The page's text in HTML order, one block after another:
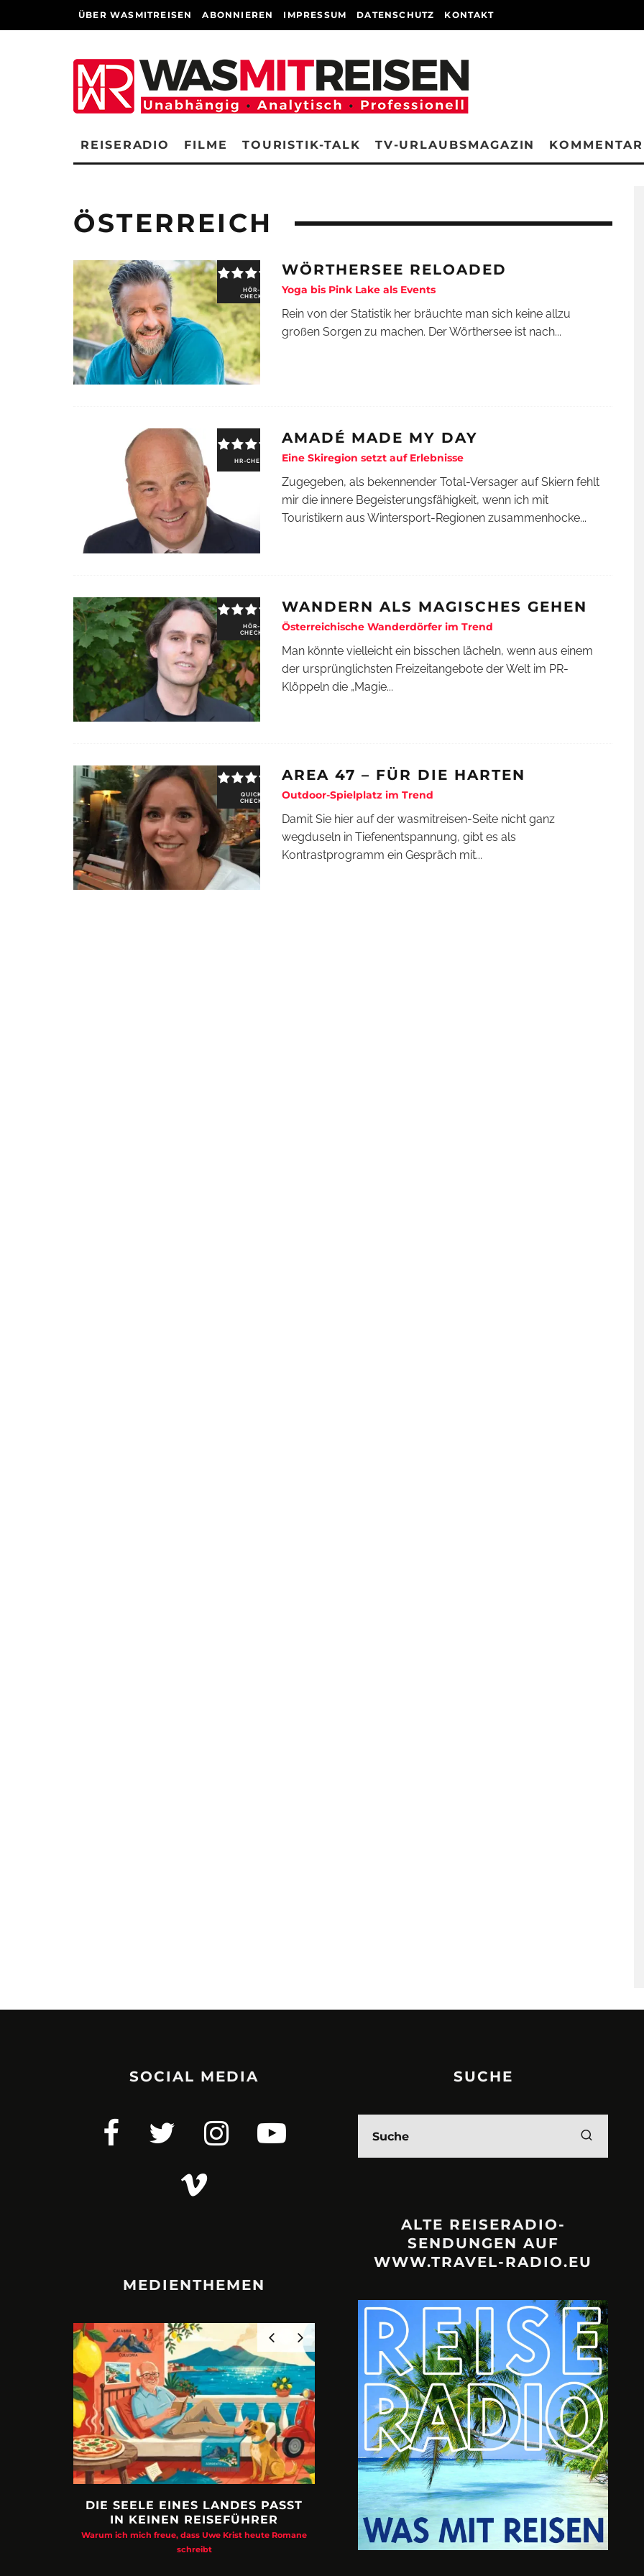
ÜBER WASMITREISEN ABONNIEREN IMPRESSUM DATENSCHUTZ KONTAKT
REISERADIO FILME TOURISTIK-TALK TV-URLAUBSMAGAZIN
ÖSTERREICH
HÖR-
CHECK
WÖRTHERSEE RELOADED
Yoga bis Pink Lake als Events
Rein von der Statistik her bräuchte man sich keine allzu
großen Sorgen zu machen. Der Wörthersee ist nach...
HR-CHECK
AMADÉ MADE MY DAY
Eine Skiregion setzt auf Erlebnisse
Zugegeben, als bekennender Total-Versager auf Skiern fehlt
mir die innere Begeisterungsfähigkeit, wenn ich mit
Touristikern aus Wintersport-Regionen zusammenhocke...
HÖR-
CHECK
WANDERN ALS MAGISCHES GEHEN
Österreichische Wanderdörfer im Trend
Man könnte vielleicht ein bisschen lächeln, wenn aus einem
der ursprünglichsten Freizeitangebote der Welt im PR-
Klöppeln die „Magie...
QUICK
CHECK
AREA 47 – FÜR DIE HARTEN
Outdoor-Spielplatz im Trend
Damit Sie hier auf der wasmitreisen-Seite nicht ganz
wegduseln in Tiefenentspannung, gibt es als
Kontrastprogramm ein Gespräch mit...
SOCIAL MEDIA
MEDIENTHEMEN
DIE SEELE EINES LANDES PASST
IN KEINEN REISEFÜHRER
Warum ich mich freue, dass Uwe Krist heute Romane
schreibt
URLAUBSFRUST – IST REISEN
KAPUTT?
Philipp Laage „Travel is broken“ - Wege aus der
Urlaubsfalle
A3M –
Mit Krisen-
SUCHE
ALTE REISERADIO-
SENDUNGEN AUF
WWW.TRAVEL-RADIO.EU